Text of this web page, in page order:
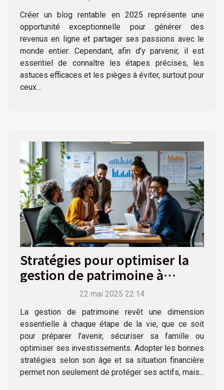
Créer un blog rentable en 2025 représente une
opportunité exceptionnelle pour générer des
revenus en ligne et partager ses passions avec le
monde entier. Cependant, afin d’y parvenir, il est
essentiel de connaître les étapes précises, les
astuces efficaces et les pièges à éviter, surtout pour
ceux...
Stratégies pour optimiser la
gestion de patrimoine à
différentes étapes de la vie
22 mai 2025 22:14
La gestion de patrimoine revêt une dimension
essentielle à chaque étape de la vie, que ce soit
pour préparer l'avenir, sécuriser sa famille ou
optimiser ses investissements. Adopter les bonnes
stratégies selon son âge et sa situation financière
permet non seulement de protéger ses actifs, mais...